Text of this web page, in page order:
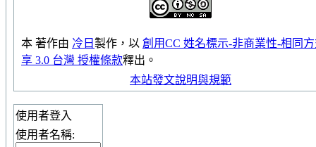
本 著作由 冷日 製作，以 創用CC 姓名標示-非商業性-相同
享 3.0 台灣 授權條款釋出。
本站發文說明與規範
使用者登入
使用者名稱: